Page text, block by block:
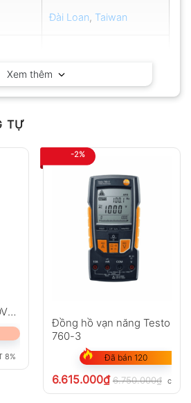
Đài Loan, Taiwan
Xem thêm
TỰ
8%
-2%
Đồng hồ vạn năng Testo
760-3
Đã bán 120
6.615.000₫ 6.750.000₫ chưa